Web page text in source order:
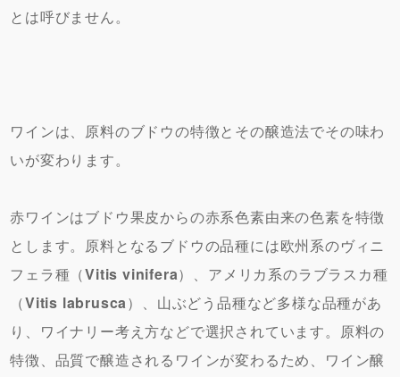
とは呼びません。
ワインは、原料のブドウの特徴とその醸造法でその味わ
いが変わります。
赤ワインはブドウ果皮からの赤系色素由来の色素を特徴
とします。原料となるブドウの品種には欧州系のヴィニ
フェラ種（Vitis vinifera）、アメリカ系のラブラスカ種
（Vitis labrusca）、山ぶどう品種など多様な品種があ
り、ワイナリー考え方などで選択されています。原料の
特徴、品質で醸造されるワインが変わるため、ワイン醸